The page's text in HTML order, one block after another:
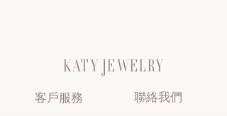
KATY JEWELRY
客戶服務 聯絡我們